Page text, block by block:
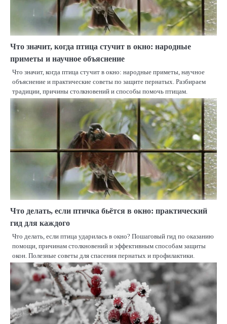
Что значит, когда птица стучит в окно: народные
приметы и научное объяснение
Что значит, когда птица стучит в окно: народные приметы, научное
объяснение и практические советы по защите пернатых. Разбираем
традиции, причины столкновений и способы помочь птицам.
Что делать, если птичка бьётся в окно: практический
гид для каждого
Что делать, если птица ударилась в окно? Пошаговый гид по оказанию
помощи, причинам столкновений и эффективным способам защиты
окон. Полезные советы для спасения пернатых и профилактики.